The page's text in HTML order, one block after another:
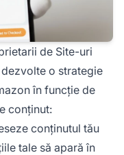
de Site-uri
o strategie
în funcție de
conținut:
conținutul tău
tale să apară în